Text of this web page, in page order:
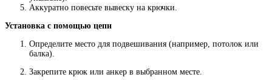
Аккуратно повесьте вывеску на крючки.
Установка с помощью цепи
Определите место для подвешивания (например, потолок или
балка).
Закрепите крюк или анкер в выбранном месте.